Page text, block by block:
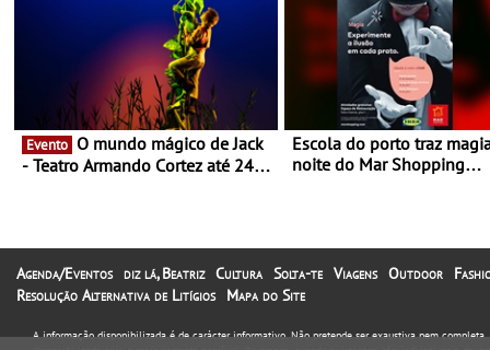
Evento
- Teatro Armando Cortez até 24
Escola do porto traz
noite do Mar Shopping
Agenda/Eventos diz lá, Beatriz Cultura Solta-te Viagens Outdoor
Resolução Alternativa de Litígios
Mapa do Site
A informação disponibilizada é de carácter informativo. Não pretende ser exaustiva nem